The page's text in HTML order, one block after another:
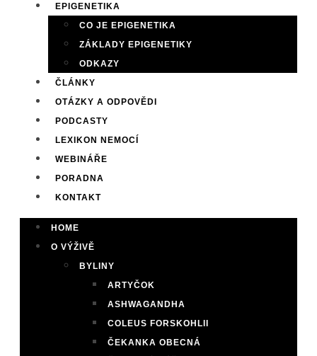
EPIGENETIKA
CO JE EPIGENETIKA
ZÁKLADY EPIGENETIKY
ODKAZY
ČLÁNKY
OTÁZKY A ODPOVĚDI
PODCASTY
LEXIKON NEMOCÍ
WEBINÁŘE
PORADNA
KONTAKT
HOME
O VÝŽIVĚ
BYLINY
ARTYČOK
ASHWAGANDHA
COLEUS FORSKOHLII
ČEKANKA OBECNÁ